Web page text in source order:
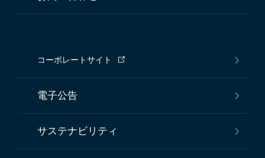
コーポレートサイト
電子公告
サステナビリティ